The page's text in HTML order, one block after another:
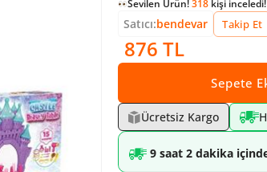
Sevilen Ürün!318 kişi inceledi!
Satıcı:bendevar Takip Et
876 TL
Sepete
Ücretsiz Kargo
9 saat 2 dakika